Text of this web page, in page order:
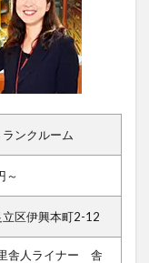
ンクルーム
～
立区伊興本町2-12
舎人ライナー 舎